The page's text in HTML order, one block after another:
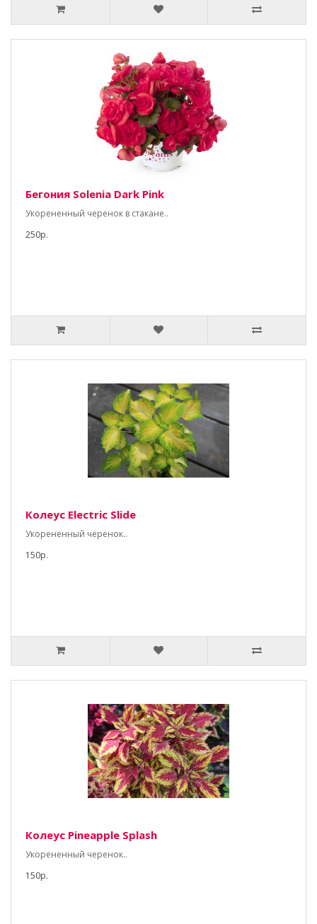
Бегония Solenia Dark Pink
Укорененный черенок в стакане..
250р.
Колеус Electric Slide
Укорененный черенок..
150р.
Колеус Pineapple Splash
Укорененный черенок..
150р.